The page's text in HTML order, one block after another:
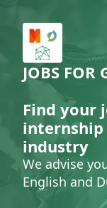
JOBS FOR
Find your
industry
We advise
English and